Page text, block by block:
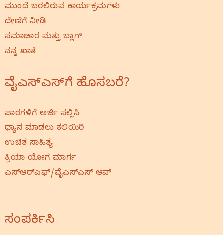
ಮುಂದೆ ಬರಲಿರುವ ಕಾರ್ಯಕ್ರಮಗಳು
ದೇಣಿಗೆ ನೀಡಿ
ಸಮಾಚಾರ ಮತ್ತು ಬ್ಲಾಗ್
ನನ್ನ ಖಾತೆ
ವೈಎಸ್‌ಎಸ್‌ಗೆ ಹೊಸಬರೆ?
ಪಾಠಗಳಿಗೆ ಅರ್ಜಿ ಸಲ್ಲಿಸಿ
ಧ್ಯಾನ ಮಾಡಲು ಕಲಿಯಿರಿ
ಉಚಿತ ಸಾಹಿತ್ಯ
ಕ್ರಿಯಾ ಯೋಗ ಮಾರ್ಗ
ಎಸ್‌ಆರ್‌ಎಫ್‌/ವೈಎಸ್‌ಎಸ್‌ ಆಪ್
ಸಂಪರ್ಕಿಸಿ